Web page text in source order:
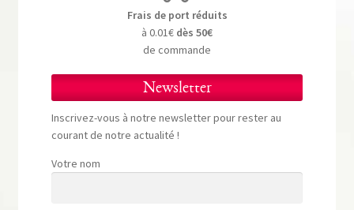
Frais de port réduits
à 0.01€ dès 50€
de commande
Newsletter
Inscrivez-vous à notre newsletter pour rester au
courant de notre actualité !
Votre nom